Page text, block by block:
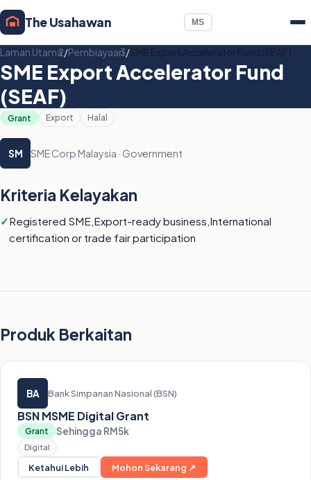
The Usahawan MS
Laman Utama/Pembiayaan/SME Export Accelerator Fund (SEAF)
SME Export Accelerator Fund
(SEAF)
Grant Export Halal
SM SME Corp Malaysia · Government
Kriteria Kelayakan
Registered SME,Export-ready business,International
certification or trade fair participation
Produk Berkaitan
BA Bank Simpanan Nasional (BSN)
BSN MSME Digital Grant
Grant Sehingga RM5k
Digital
Ketahui Lebih Mohon Sekarang ↗